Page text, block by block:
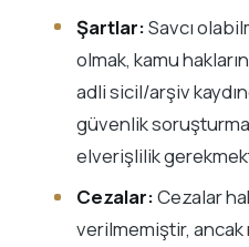
Şartlar:Savcı
olmak, kamu
adli sicil/arşiv
güvenlik
elverişlilik
Cezalar:Cezalar
verilmemiştir,